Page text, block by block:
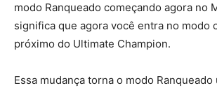
modo Ranqueado começando agora no
significa que agora você entra no modo
próximo do Ultimate Champion.
Essa mudança torna o modo